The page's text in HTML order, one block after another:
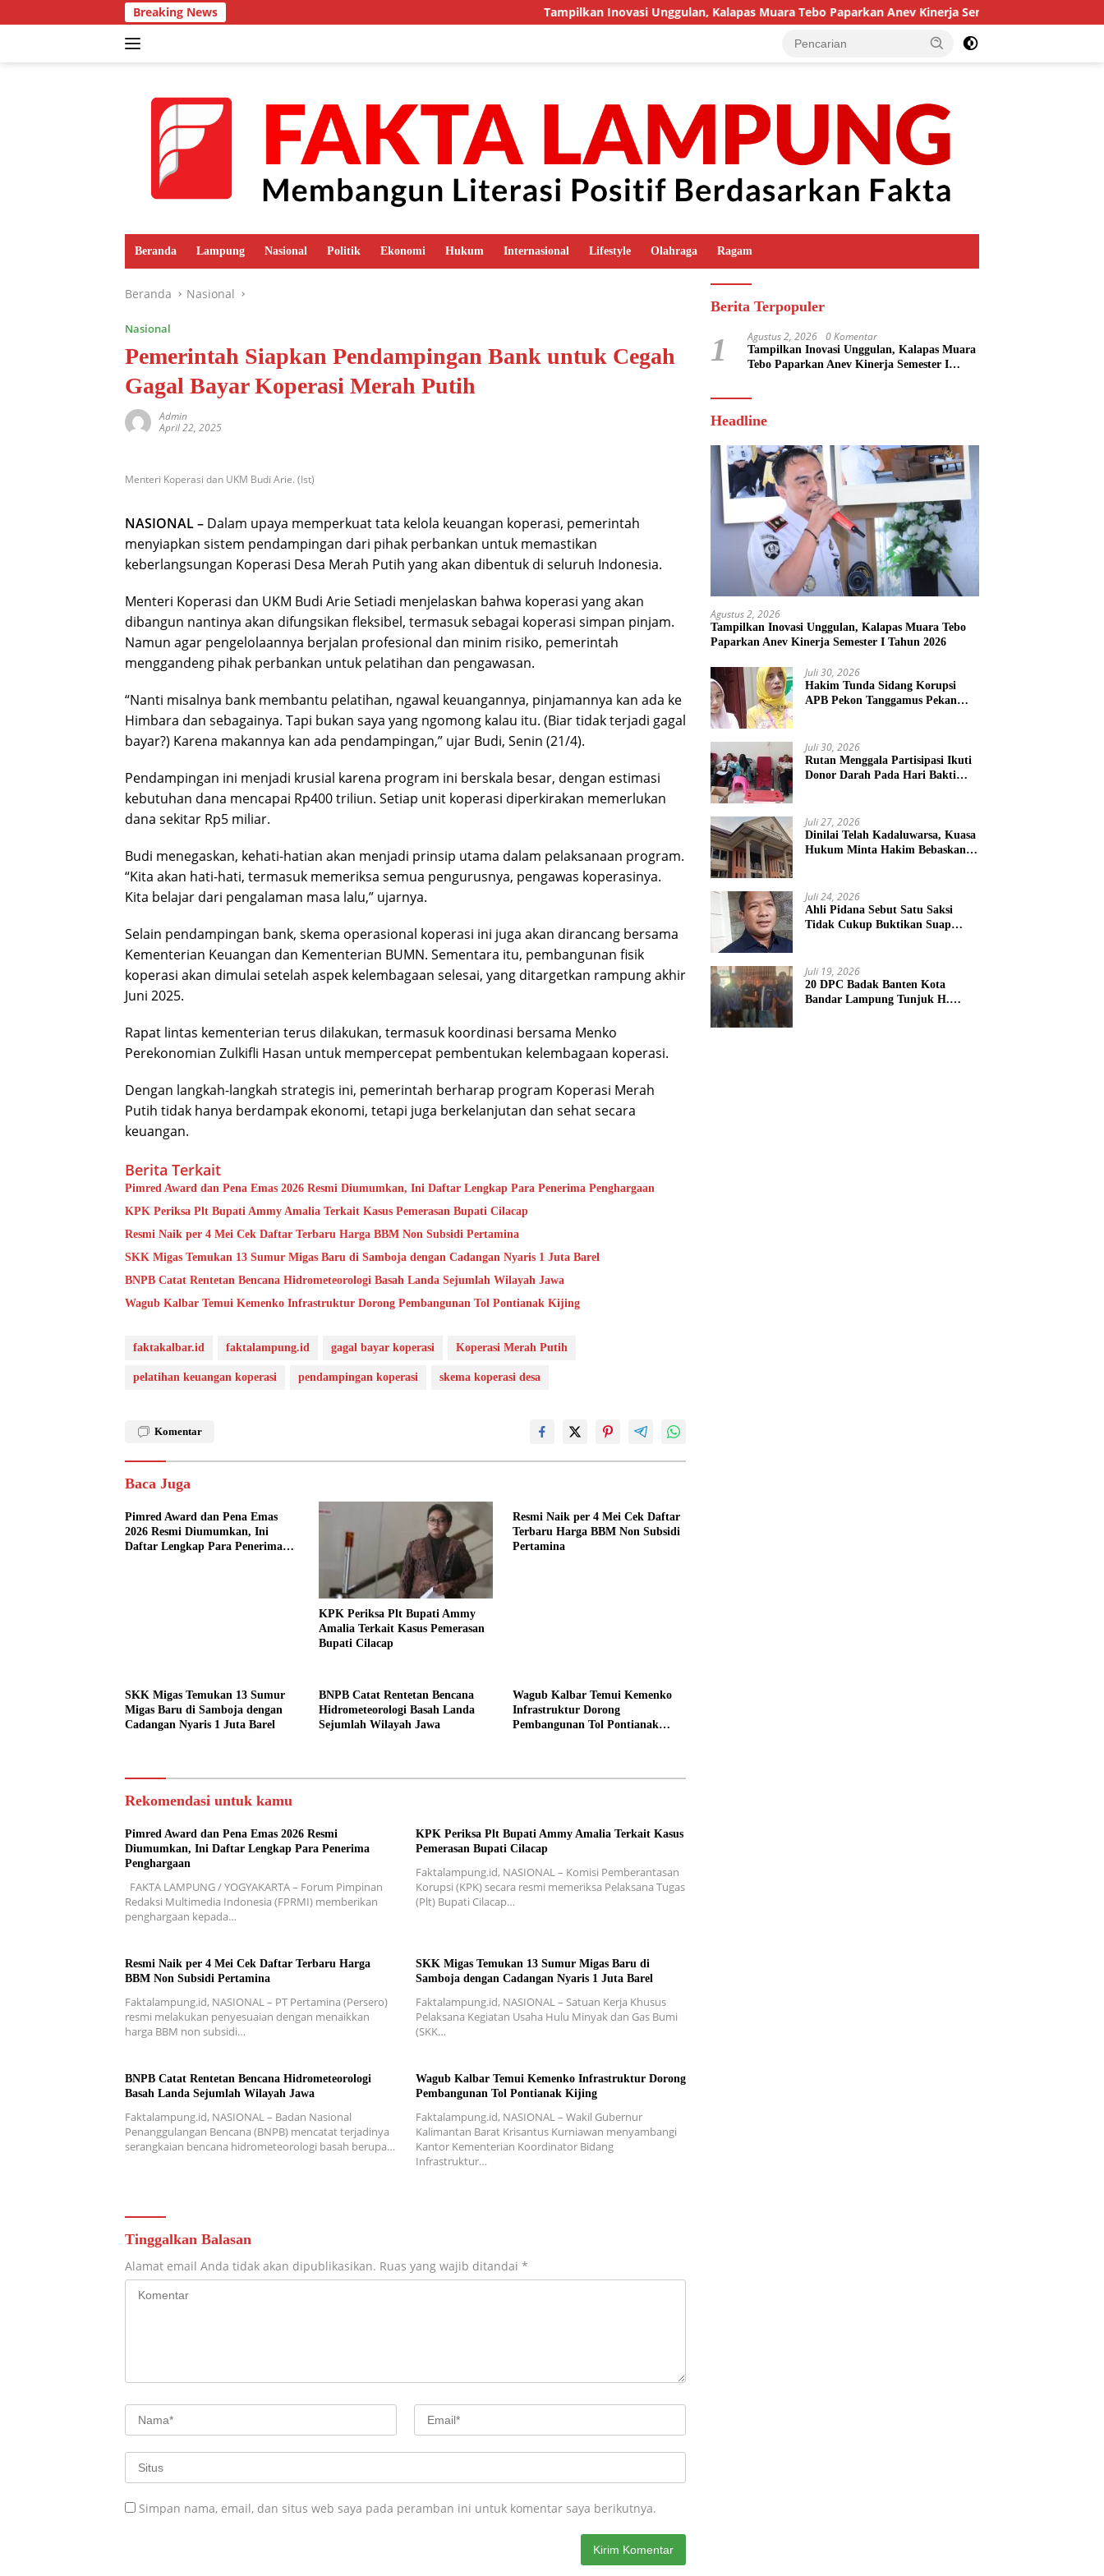
ke
Breaking News Tampilkan Inovasi Unggulan, Kalapas Muara Tebo Paparkan Anev Kinerja Semester I Tahun 2026
Beranda Lampung Nasional Politik Ekonomi Hukum Internasional Lifestyle Olahraga Ragam
Beranda Nasional
Nasional
Pemerintah Siapkan Pendampingan Bank untuk Cegah
Gagal Bayar Koperasi Merah Putih
Admin
April 22, 2025
Menteri Koperasi dan UKM Budi Arie. (Ist)
NASIONAL – Dalam upaya memperkuat tata kelola keuangan koperasi, pemerintah
menyiapkan sistem pendampingan dari pihak perbankan untuk memastikan
keberlangsungan Koperasi Desa Merah Putih yang akan dibentuk di seluruh Indonesia.
Menteri Koperasi dan UKM Budi Arie Setiadi menjelaskan bahwa koperasi yang akan
dibangun nantinya akan difungsikan fleksibel, termasuk sebagai koperasi simpan pinjam.
Namun agar pengelolaannya berjalan profesional dan minim risiko, pemerintah
menggandeng pihak perbankan untuk pelatihan dan pengawasan.
“Nanti misalnya bank membantu pelatihan, ngawal keuangannya, pinjamannya kan ada ke
Himbara dan sebagainya. Tapi bukan saya yang ngomong kalau itu. (Biar tidak terjadi gagal
bayar?) Karena makannya kan ada pendampingan,” ujar Budi, Senin (21/4).
Pendampingan ini menjadi krusial karena program ini berskala besar, dengan estimasi
kebutuhan dana mencapai Rp400 triliun. Setiap unit koperasi diperkirakan memerlukan
dana sekitar Rp5 miliar.
Budi menegaskan, kehati-hatian akan menjadi prinsip utama dalam pelaksanaan program.
“Kita akan hati-hati, termasuk memeriksa semua pengurusnya, pengawas koperasinya.
Kita belajar dari pengalaman masa lalu,” ujarnya.
Selain pendampingan bank, skema operasional koperasi ini juga akan dirancang bersama
Kementerian Keuangan dan Kementerian BUMN. Sementara itu, pembangunan fisik
koperasi akan dimulai setelah aspek kelembagaan selesai, yang ditargetkan rampung akhir
Juni 2025.
Rapat lintas kementerian terus dilakukan, termasuk koordinasi bersama Menko
Perekonomian Zulkifli Hasan untuk mempercepat pembentukan kelembagaan koperasi.
Dengan langkah-langkah strategis ini, pemerintah berharap program Koperasi Merah
Putih tidak hanya berdampak ekonomi, tetapi juga berkelanjutan dan sehat secara
keuangan.
Berita Terkait
Pimred Award dan Pena Emas 2026 Resmi Diumumkan, Ini Daftar Lengkap Para Penerima Penghargaan
KPK Periksa Plt Bupati Ammy Amalia Terkait Kasus Pemerasan Bupati Cilacap
Resmi Naik per 4 Mei Cek Daftar Terbaru Harga BBM Non Subsidi Pertamina
SKK Migas Temukan 13 Sumur Migas Baru di Samboja dengan Cadangan Nyaris 1 Juta Barel
BNPB Catat Rentetan Bencana Hidrometeorologi Basah Landa Sejumlah Wilayah Jawa
Wagub Kalbar Temui Kemenko Infrastruktur Dorong Pembangunan Tol Pontianak Kijing
faktakalbar.id faktalampung.id gagal bayar koperasi Koperasi Merah Putih
pelatihan keuangan koperasi pendampingan koperasi skema koperasi desa
Komentar
Baca Juga
Pimred Award dan Pena Emas
2026 Resmi Diumumkan, Ini
Daftar Lengkap Para Penerima
KPK Periksa Plt Bupati Ammy
Amalia Terkait Kasus Pemerasan
Bupati Cilacap
Resmi Naik per 4 Mei Cek Daftar
Terbaru Harga BBM Non Subsidi
Pertamina
SKK Migas Temukan 13 Sumur
Migas Baru di Samboja dengan
Cadangan Nyaris 1 Juta Barel
BNPB Catat Rentetan Bencana
Hidrometeorologi Basah Landa
Sejumlah Wilayah Jawa
Wagub Kalbar Temui Kemenko
Infrastruktur Dorong
Pembangunan Tol Pontianak
Rekomendasi untuk kamu
Pimred Award dan Pena Emas 2026 Resmi
Diumumkan, Ini Daftar Lengkap Para Penerima
Penghargaan
FAKTA LAMPUNG / YOGYAKARTA – Forum Pimpinan
Redaksi Multimedia Indonesia (FPRMI) memberikan
penghargaan kepada…
KPK Periksa Plt Bupati Ammy Amalia Terkait Kasus
Pemerasan Bupati Cilacap
Faktalampung.id, NASIONAL – Komisi Pemberantasan
Korupsi (KPK) secara resmi memeriksa Pelaksana Tugas
(Plt) Bupati Cilacap…
Resmi Naik per 4 Mei Cek Daftar Terbaru Harga
BBM Non Subsidi Pertamina
Faktalampung.id, NASIONAL – PT Pertamina (Persero)
resmi melakukan penyesuaian dengan menaikkan
harga BBM non subsidi…
SKK Migas Temukan 13 Sumur Migas Baru di
Samboja dengan Cadangan Nyaris 1 Juta Barel
Faktalampung.id, NASIONAL – Satuan Kerja Khusus
Pelaksana Kegiatan Usaha Hulu Minyak dan Gas Bumi
(SKK…
BNPB Catat Rentetan Bencana Hidrometeorologi
Basah Landa Sejumlah Wilayah Jawa
Faktalampung.id, NASIONAL – Badan Nasional
Penanggulangan Bencana (BNPB) mencatat terjadinya
serangkaian bencana hidrometeorologi basah berupa…
Wagub Kalbar Temui Kemenko Infrastruktur Dorong
Pembangunan Tol Pontianak Kijing
Faktalampung.id, NASIONAL – Wakil Gubernur
Kalimantan Barat Krisantus Kurniawan menyambangi
Kantor Kementerian Koordinator Bidang
Infrastruktur…
Tinggalkan Balasan
Alamat email Anda tidak akan dipublikasikan. Ruas yang wajib ditandai *
Simpan nama, email, dan situs web saya pada peramban ini untuk komentar saya berikutnya.
Berita Terpopuler
1 Agustus 2, 2026 0 Komentar
Tampilkan Inovasi Unggulan, Kalapas Muara
Tebo Paparkan Anev Kinerja Semester I
Headline
Agustus 2, 2026
Tampilkan Inovasi Unggulan, Kalapas Muara Tebo
Paparkan Anev Kinerja Semester I Tahun 2026
Juli 30, 2026
Hakim Tunda Sidang Korupsi
APB Pekon Tanggamus Pekan
Juli 30, 2026
Rutan Menggala Partisipasi Ikuti
Donor Darah Pada Hari Bakti
Juli 27, 2026
Dinilai Telah Kadaluwarsa, Kuasa
Hukum Minta Hakim Bebaskan
Juli 24, 2026
Ahli Pidana Sebut Satu Saksi
Tidak Cukup Buktikan Suap
Juli 19, 2026
20 DPC Badak Banten Kota
Bandar Lampung Tunjuk H.